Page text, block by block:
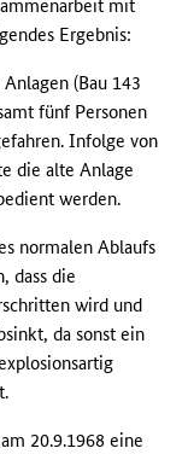
mit
Ergebnis:
(Bau 143
fünf Personen
Infolge von
die alte Anlage
werden.
normalen Ablaufs
dass die
wird und
da sonst ein
20.9.1968 eine